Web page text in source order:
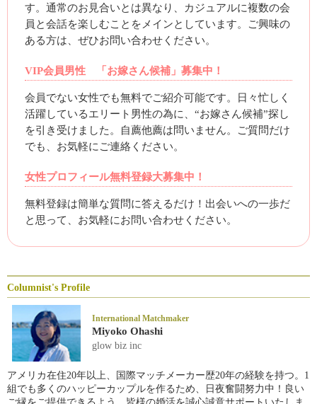
す。通常のお見合いとは異なり、カジュアルに複数の会
員と会話を楽しむことをメインとしています。ご興味の
ある方は、ぜひお問い合わせください。
VIP会員男性 「お嫁さん候補」募集中！
会員でない女性でも無料でご紹介可能です。日々忙しく
活躍しているエリート男性の為に、“お嫁さん候補”探し
を引き受けました。自薦他薦は問いません。ご質問だけ
でも、お気軽にご連絡ください。
女性プロフィール無料登録大募集中！
無料登録は簡単な質問に答えるだけ！出会いへの一歩だ
と思って、お気軽にお問い合わせください。
Columnist's Profile
International Matchmaker
Miyoko Ohashi
glow biz inc
アメリカ在住20年以上、国際マッチメーカー歴20年の経験を持つ。1
組でも多くのハッピーカップルを作るため、日夜奮闘努力中！良い